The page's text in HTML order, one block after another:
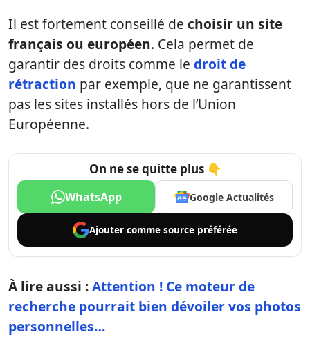
Il est fortement conseillé de choisir un site
français ou européen. Cela permet de
garantir des droits comme le droit de
rétraction par exemple, que ne garantissent
pas les sites installés hors de l’Union
Européenne.
On ne se quitte plus 👇
WhatsApp Google Actualités
Ajouter comme source préférée
À lire aussi :Attention ! Ce moteur de
recherche pourrait bien dévoiler vos photos
personnelles…